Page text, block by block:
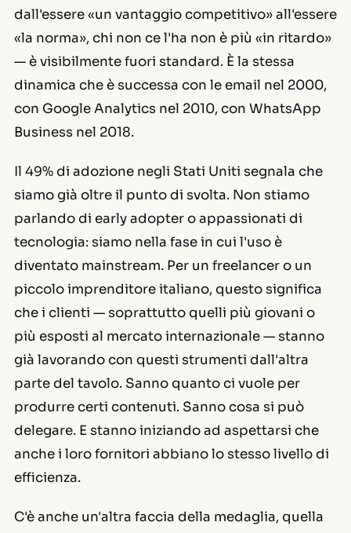
dall'essere «un vantaggio competitivo» all'essere
«la norma», chi non ce l'ha non è più «in ritardo»
— è visibilmente fuori standard. È la stessa
dinamica che è successa con le email nel 2000,
con Google Analytics nel 2010, con WhatsApp
Business nel 2018.
Il 49% di adozione negli Stati Uniti segnala che
siamo già oltre il punto di svolta. Non stiamo
parlando di early adopter o appassionati di
tecnologia: siamo nella fase in cui l'uso è
diventato mainstream. Per un freelancer o un
piccolo imprenditore italiano, questo significa
che i clienti — soprattutto quelli più giovani o
più esposti al mercato internazionale — stanno
già lavorando con questi strumenti dall'altra
parte del tavolo. Sanno quanto ci vuole per
produrre certi contenuti. Sanno cosa si può
delegare. E stanno iniziando ad aspettarsi che
anche i loro fornitori abbiano lo stesso livello di
efficienza.
C'è anche un'altra faccia della medaglia, quella